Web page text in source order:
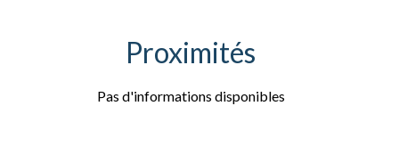
Proximités
Pas d'informations disponibles